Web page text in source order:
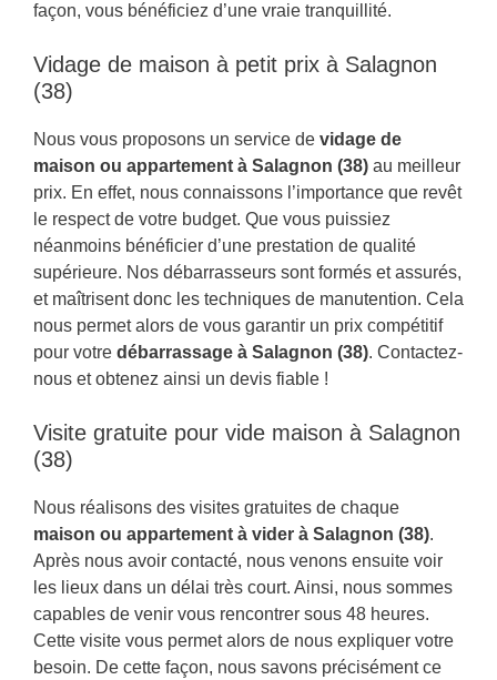
façon, vous bénéficiez d’une vraie tranquillité.
Vidage de maison à petit prix à Salagnon
(38)
Nous vous proposons un service de vidage de
maison ou appartement à Salagnon (38) au meilleur
prix. En effet, nous connaissons l’importance que revêt
le respect de votre budget. Que vous puissiez
néanmoins bénéficier d’une prestation de qualité
supérieure. Nos débarrasseurs sont formés et assurés,
et maîtrisent donc les techniques de manutention. Cela
nous permet alors de vous garantir un prix compétitif
pour votre débarrassage à Salagnon (38). Contactez-
nous et obtenez ainsi un devis fiable !
Visite gratuite pour vide maison à Salagnon
(38)
Nous réalisons des visites gratuites de chaque
maison ou appartement à vider à Salagnon (38).
Après nous avoir contacté, nous venons ensuite voir
les lieux dans un délai très court. Ainsi, nous sommes
capables de venir vous rencontrer sous 48 heures.
Cette visite vous permet alors de nous expliquer votre
besoin. De cette façon, nous savons précisément ce